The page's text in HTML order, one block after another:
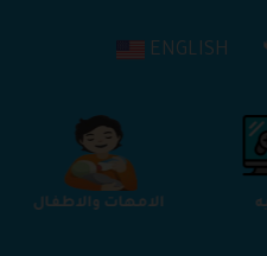
ENGLISH
الامهات والاطفال الترفيه